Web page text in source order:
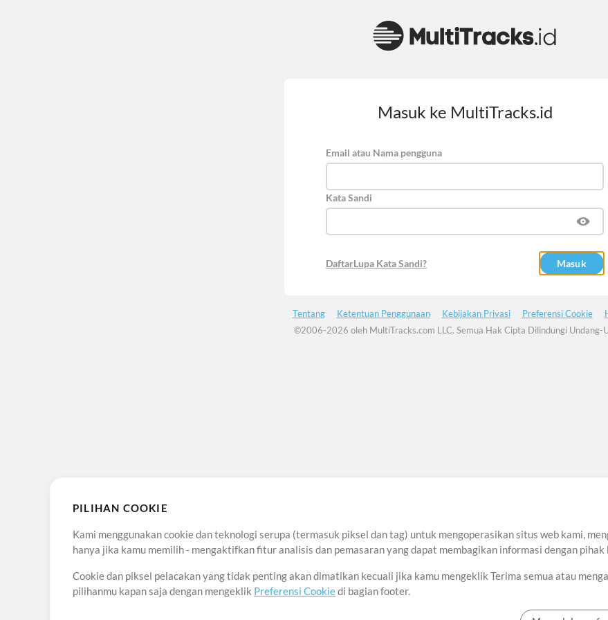
PILIHAN COOKIE
Kami menggunakan cookie dan teknologi serupa (termasuk piksel dan tag) untuk mengoperasikan situs web kami,
hanya jika kamu memilih - mengaktifkan fitur analisis dan pemasaran yang dapat membagikan informasi dengan pihak
Cookie dan piksel pelacakan yang tidak penting akan dimatikan kecuali jika kamu mengeklik Terima semua atau
pilihanmu kapan saja dengan mengeklik Preferensi Cookiedi bagian footer.
Masuk ke MultiTracks.id
Email atau Nama pengguna
Kata Sandi
DaftarLupa Kata Sandi? Masuk
Tentang Ketentuan Penggunaan Kebijakan Privasi Preferensi Cookie
©2006-2026 oleh MultiTracks.com LLC. Semua Hak Cipta Dilindungi Undang-